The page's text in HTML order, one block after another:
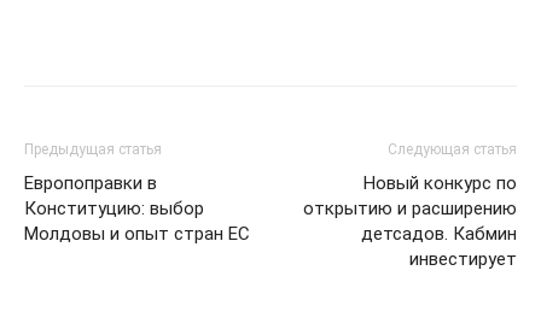
Предыдущая статья
Европоправки в
Конституцию: выбор
Молдовы и опыт стран ЕС
Следующая статья
Новый конкурс по
открытию и расширению
детсадов. Кабмин
инвестирует